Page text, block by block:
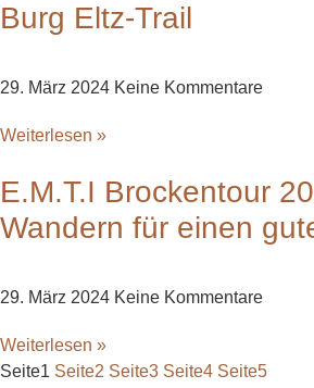
Burg Eltz-Trail
29. März 2024 Keine Kommentare
Weiterlesen »
E.M.T.I Brockentour
Wandern für einen
29. März 2024 Keine Kommentare
Weiterlesen »
Seite1 Seite2 Seite3 Seite4 Seite5